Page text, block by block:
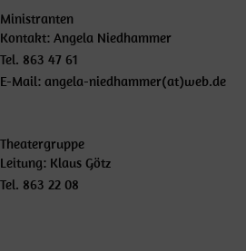
Ministranten
Kontakt: Angela Niedhammer
Tel. 863 47 61
E-Mail: angela-niedhammer(at)web.de
Theatergruppe
Leitung: Klaus Götz
Tel. 863 22 08